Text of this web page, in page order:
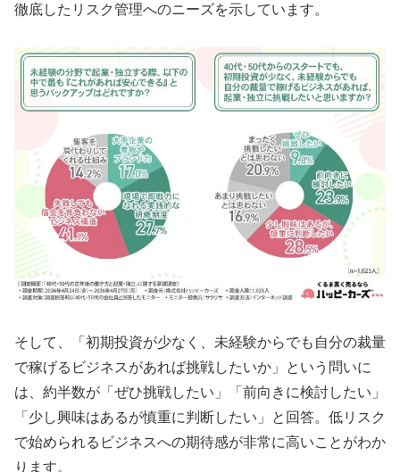
徹底したリスク管理へのニーズを示しています。
そして、「初期投資が少なく、未経験からでも自分の裁量
で稼げるビジネスがあれば挑戦したいか」という問いに
は、約半数が「ぜひ挑戦したい」「前向きに検討したい」
「少し興味はあるが慎重に判断したい」と回答。低リスク
で始められるビジネスへの期待感が非常に高いことがわか
ります。